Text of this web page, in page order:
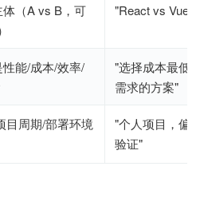
（A vs B，可
"React vs Vue
能/成本/效率/
"选择成本最低
需求的方案"
目周期/部署环境
"个人项目，偏
验证"